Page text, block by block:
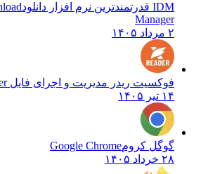
IDM قدرتمندترین نرم افزار دانلود
Manager
۲ مرداد ۱۴۰۵
فوکسیت ریدر مدیریت و اجرای فایل PDF
۱۴ تیر ۱۴۰۵
گوگل کرومGoogle Chrome
۲۸ خرداد ۱۴۰۵